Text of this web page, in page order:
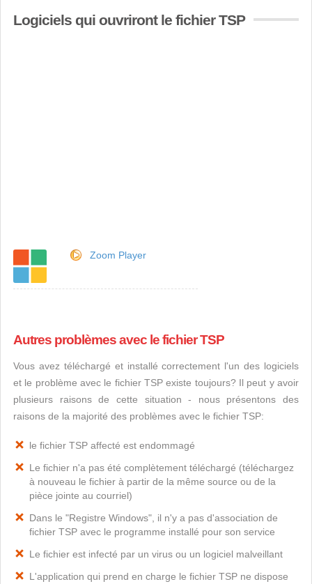
Logiciels qui ouvriront le fichier TSP
Zoom Player
Autres problèmes avec le fichier TSP
Vous avez téléchargé et installé correctement l'un des logiciels
et le problème avec le fichier TSP existe toujours? Il peut y avoir
plusieurs raisons de cette situation - nous présentons des
raisons de la majorité des problèmes avec le fichier TSP:
le fichier TSP affecté est endommagé
Le fichier n'a pas été complètement téléchargé (téléchargez
à nouveau le fichier à partir de la même source ou de la
pièce jointe au courriel)
Dans le "Registre Windows", il n'y a pas d'association de
fichier TSP avec le programme installé pour son service
Le fichier est infecté par un virus ou un logiciel malveillant
L'application qui prend en charge le fichier TSP ne dispose